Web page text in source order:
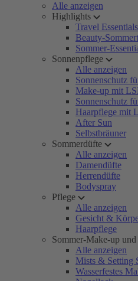
Alle anzeigen
Highlights
Travel Essentials
Beauty-
Sommer-
Sonnenpflege
Alle anzeigen
Sonnenschutz
Make-up mit
Sonnenschutz
Haarpflege mit
After Sun
Selbstbräuner
Sommerdüfte
Alle anzeigen
Damendüfte
Herrendüfte
Bodyspray
Pflege
Alle anzeigen
Gesicht &
Haarpflege
Sommer-Make-up und
Alle anzeigen
Mists & Setting
Wasserfestes